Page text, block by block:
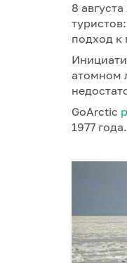
8
подход к
атомном
GoArctic
1977 года.